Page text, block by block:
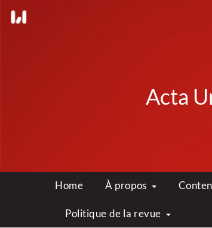
Acta
Home À propos
Politique de la revue